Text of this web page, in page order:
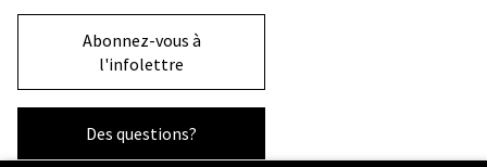
Abonnez-vous à
l'infolettre
Des questions?